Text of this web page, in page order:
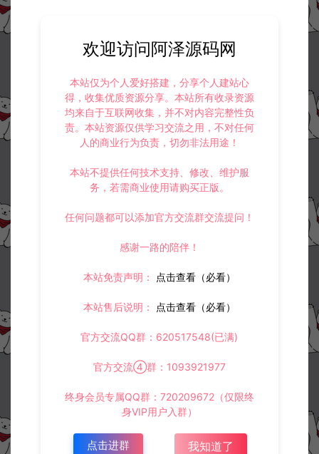
欢迎访问阿泽源码网
本站仅为个人爱好搭建，分享个人建站心
得，收集优质资源分享。本站所有收录资源
均来自于互联网收集，并不对内容完整性负
责。本站资源仅供学习交流之用，不对任何
人的商业行为负责，切勿非法用途！
本站不提供任何技术支持、修改、维护服
务，若需商业使用请购买正版。
任何问题都可以添加官方交流群交流提问！
感谢一路的陪伴！
本站免责声明： 点击查看（必看）
本站售后说明： 点击查看（必看）
官方交流QQ群：620517548(已满)
官方交流④群：1093921977
终身会员专属QQ群：720209672（仅限终
身VIP用户入群）
点击进群 我知道了